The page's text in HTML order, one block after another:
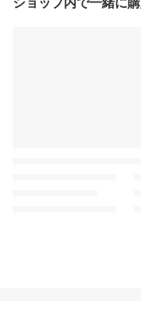
ショップ内で一緒に